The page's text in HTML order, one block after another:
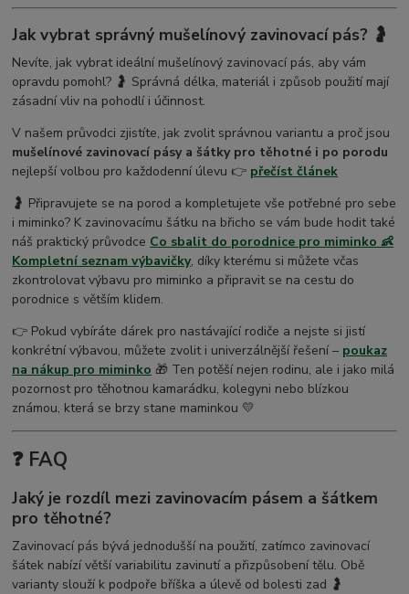
Jak vybrat správný mušelínový zavinovací pás? 🤰
Nevíte, jak vybrat ideální mušelínový zavinovací pás, aby vám
opravdu pomohl? 🤰 Správná délka, materiál i způsob použití mají
zásadní vliv na pohodlí i účinnost.
V našem průvodci zjistíte, jak zvolit správnou variantu a proč jsou
mušelínové zavinovací pásy a šátky pro těhotné i po porodu
nejlepší volbou pro každodenní úlevu 👉 přečíst článek
🤰 Připravujete se na porod a kompletujete vše potřebné pro sebe
i miminko? K zavinovacímu šátku na břicho se vám bude hodit také
náš praktický průvodce Co sbalit do porodnice pro miminko 👶
Kompletní seznam výbavičky, díky kterému si můžete včas
zkontrolovat výbavu pro miminko a připravit se na cestu do
porodnice s větším klidem.
👉 Pokud vybíráte dárek pro nastávající rodiče a nejste si jistí
konkrétní výbavou, můžete zvolit i univerzálnější řešení – poukaz
na nákup pro miminko 🎁 Ten potěší nejen rodinu, ale i jako milá
pozornost pro těhotnou kamarádku, kolegyni nebo blízkou
známou, která se brzy stane maminkou 💛
❓ FAQ
Jaký je rozdíl mezi zavinovacím pásem a šátkem
pro těhotné?
Zavinovací pás bývá jednodušší na použití, zatímco zavinovací
šátek nabízí větší variabilitu zavinutí a přizpůsobení tělu. Obě
varianty slouží k podpoře bříška a úlevě od bolesti zad 🤰